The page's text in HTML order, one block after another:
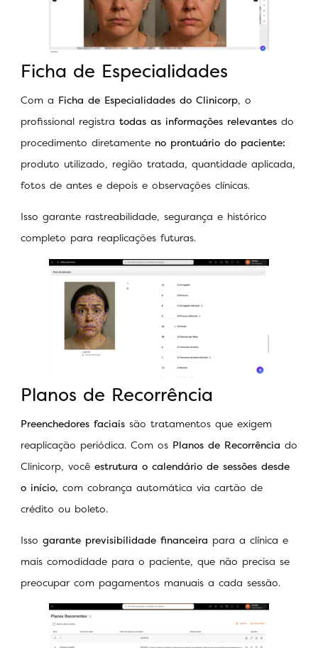
Ficha de Especialidades
Com a Ficha de Especialidades do Clinicorp, o
profissional registra todas as informações relevantes do
procedimento diretamente no prontuário do paciente:
produto utilizado, região tratada, quantidade aplicada,
fotos de antes e depois e observações clínicas.
Isso garante rastreabilidade, segurança e histórico
completo para reaplicações futuras.
Planos de Recorrência
Preenchedores faciais são tratamentos que exigem
reaplicação periódica. Com os Planos de Recorrência do
Clinicorp, você estrutura o calendário de sessões desde
o início, com cobrança automática via cartão de
crédito ou boleto.
Isso garante previsibilidade financeira para a clínica e
mais comodidade para o paciente, que não precisa se
preocupar com pagamentos manuais a cada sessão.